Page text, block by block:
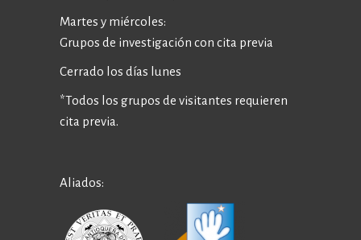
Martes y miércoles:
Grupos de investigación con cita previa
Cerrado los días lunes
*Todos los grupos de visitantes requieren
cita previa.
Aliados: